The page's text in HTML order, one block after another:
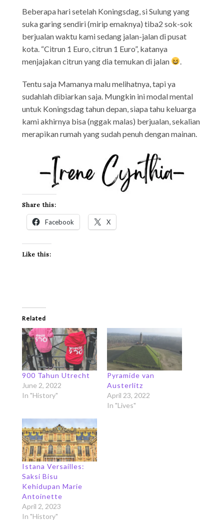
Beberapa hari setelah Koningsdag, si Sulung yang
suka garing sendiri (mirip emaknya) tiba2 sok-sok
berjualan waktu kami sedang jalan-jalan di pusat
kota. “Citrun 1 Euro, citrun 1 Euro”, katanya
menjajakan citrun yang dia temukan di jalan
Tentu saja Mamanya malu melihatnya, tapi ya
sudahlah dibiarkan saja. Mungkin ini modal mental
untuk Koningsdag tahun depan, siapa tahu keluarga
kami akhirnya bisa (nggak malas) berjualan, sekalian
merapikan rumah yang sudah penuh dengan mainan.
Share this:
Facebook X
Like this:
Related
900 Tahun Utrecht
June 2, 2022
In "History"
Pyramide van
Austerlitz
April 23, 2022
In "Lives"
Istana Versailles:
Saksi Bisu
Kehidupan Marie
Antoinette
April 2, 2023
In "History"